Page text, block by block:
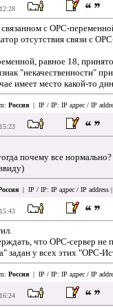
с OPC-
отсутствия связи с
равное 18,
"некачественности"
имеет место какой-то
Россия | IP / IP: IP адрес / IP
почему все нормально?
| IP / IP: IP адрес / IP address |
что OPC-сервер не
задан у всех этих "OPC-
Россия | IP / IP: IP адрес / IP